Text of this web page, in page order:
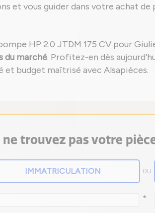
et vous guider dans votre achat
HP 2.0 JTDM 175 CV pour
du marché. Profitez-en dès
et budget maîtrisé avec Alsapièces.
ne trouvez pas votre
OU
*